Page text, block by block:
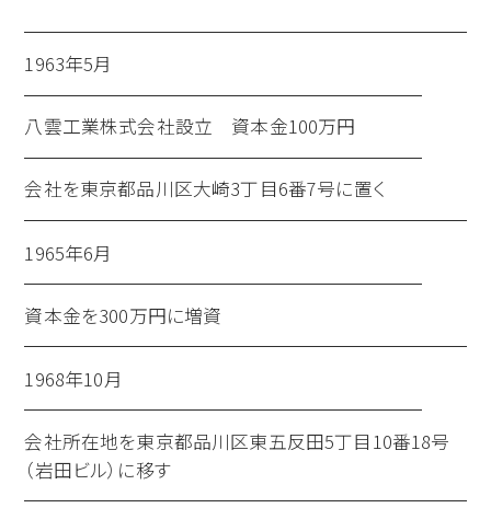
1963年5月
八雲工業株式会社設立 資本金100万円
会社を東京都品川区大崎3丁目6番7号に置く
1965年6月
資本金を300万円に増資
1968年10月
会社所在地を東京都品川区東五反田5丁目10番18号
（岩田ビル）に移す